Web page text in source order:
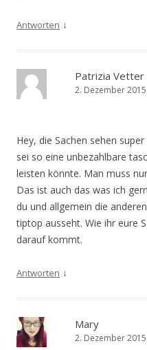
Antworten ↓
Patrizia Vetter
2. Dezember
Hey, die Sachen sehen
sei so eine unbezahlbare
leisten könnte. Man muss
Das ist auch das was ich
du und allgemein die
tiptop ausseht. Wie ihr eure
darauf kommt.
Antworten ↓
Mary
2. Dezember